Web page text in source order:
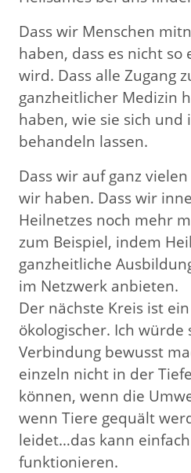
Dass wir Menschen
haben, dass es nicht
wird. Dass alle Zugang
ganzheitlicher Medizin
haben, wie sie sich und
behandeln lassen.
Dass wir auf ganz
wir haben. Dass wir
Heilnetzes noch mehr
zum Beispiel, indem
ganzheitliche
im Netzwerk anbieten.
Der nächste Kreis ist
ökologischer. Ich
Verbindung bewusst
einzeln nicht in der
können, wenn die
wenn Tiere gequält
leidet…das kann
funktionieren.